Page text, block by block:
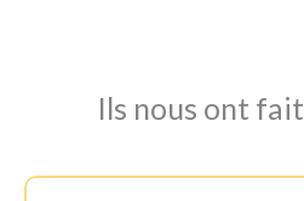
Ils nous ont fait